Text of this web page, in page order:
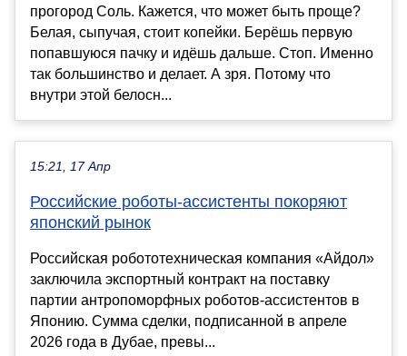
прогород Соль. Кажется, что может быть проще?
Белая, сыпучая, стоит копейки. Берёшь первую
попавшуюся пачку и идёшь дальше. Стоп. Именно
так большинство и делает. А зря. Потому что
внутри этой белосн...
15:21, 17 Апр
Российские роботы-ассистенты покоряют
японский рынок
Российская робототехническая компания «Айдол»
заключила экспортный контракт на поставку
партии антропоморфных роботов-ассистентов в
Японию. Сумма сделки, подписанной в апреле
2026 года в Дубае, превы...